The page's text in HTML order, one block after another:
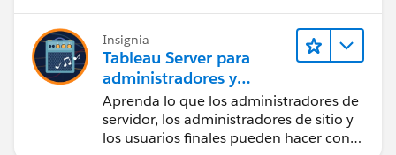
Insignia
Tableau Server para
administradores y
usuarios finales
Aprenda lo que los administradores de
servidor, los administradores de sitio y
los usuarios finales pueden hacer con